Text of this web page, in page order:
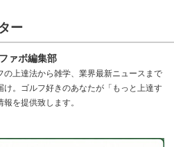
ー
ァボ編集部
の上達法から雑学、業界最新ニュースまで
け。ゴルフ好きのあなたが「もっと上達す
報を提供致します。